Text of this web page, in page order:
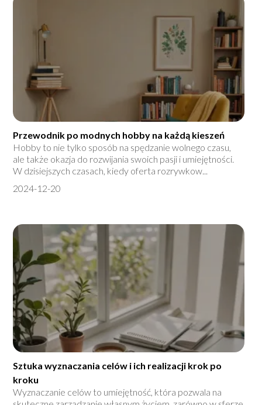
Przewodnik po modnych hobby na każdą kieszeń
Hobby to nie tylko sposób na spędzanie wolnego czasu,
ale także okazja do rozwijania swoich pasji i umiejętności.
W dzisiejszych czasach, kiedy oferta rozrywkow...
2024-12-20
Sztuka wyznaczania celów i ich realizacji krok po
kroku
Wyznaczanie celów to umiejętność, która pozwala na